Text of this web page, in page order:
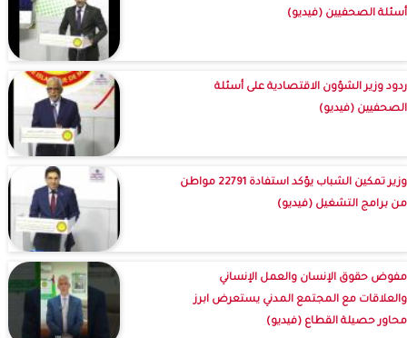
أسئلة الصحفيين (فيديو)
ردود وزير الشؤون الاقتصادية على أسئلة
الصحفيين (فيديو)
وزير تمكين الشباب يؤكد استفادة 22791 مواطن
من برامج التشغيل (فيديو)
مفوض حقوق الإنسان والعمل الإنساني
والعلاقات مع المجتمع المدني يستعرض ابرز
محاور حصيلة القطاع (فيديو)